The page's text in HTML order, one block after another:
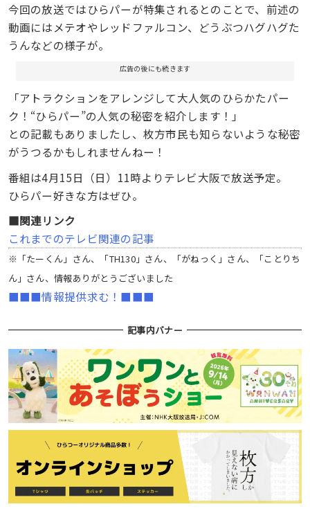
今回の放送ではひらパーが特集されるとのことで、前述の
動画にはメテオやレッドファルコン、どうぶつハグハグた
うんなどの様子が。
広告の後にも続きます
「アトラクションをアレンジして大人気のひらかたパー
ク！“ひらパー”の人気の秘密を紹介します！」
との記載もありましたし、枚方市民も知らないような秘密
がうつるかもしれませんねー！
番組は4月15日（日）11時よりテレビ大阪で放送予定。
ひらパー好きな方はぜひ。
■関連リンク
これまでのテレビ関連の記事
※「たーくん」さん、「TH130」さん、「がねっく」さん、「ことりち
ん」さん、情報ありがとうございました
■■■情報提供求む！■■■
記事内バナー